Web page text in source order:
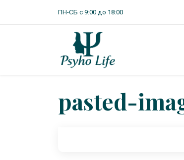
ПН-СБ с 9:00 до 18:00
pasted-